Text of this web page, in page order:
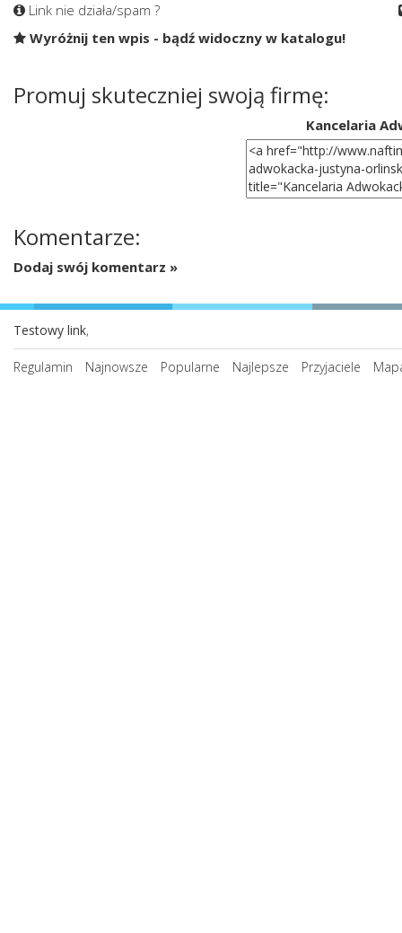
Link nie działa/spam ?
Wyróżnij ten wpis - bądź widoczny w katalogu!
Promuj skuteczniej swoją firmę:
Kancelaria
Komentarze:
Dodaj swój komentarz »
Testowy link,
Regulamin Najnowsze Popularne Najlepsze Przyjaciele